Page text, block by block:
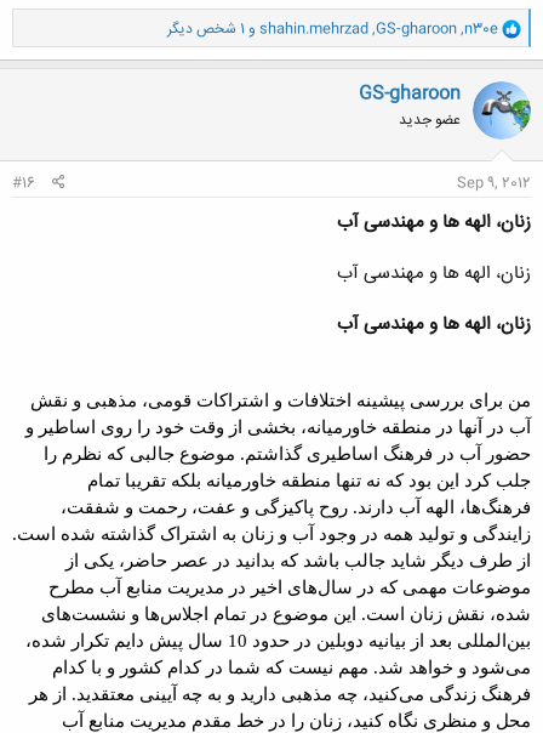
و
ا
ک
ن
ش
ه
ا
n30e
,
GS-gharoon
,
shahin.mehrzad و 1 شخص دیگر
GS-gharoon
عضو جدید
Sep 9, 2012
#16
زنان، الهه ها و مهندسی آب
زنان، الهه ها و مهندسی آب
زنان، الهه ها و مهندسی آب
من برای بررسی پیشینه اختلافات و اشتراکات قومی، مذهبی و نقش
آب در آنها در منطقه خاورمیانه، بخشی از وقت خود را روی اساطیر و
حضور آب در فرهنگ اساطیری گذاشتم. موضوع جالبی که نظرم را
جلب کرد این بود که نه تنها منطقه خاورمیانه بلکه تقریبا تمام
فرهنگ‌ها، الهه آب دارند. روح پاکیزگی و عفت، رحمت و شفقت،
زایندگی و تولید همه در وجود آب و زنان به اشتراک گذاشته شده است.
از طرف دیگر شاید جالب باشد که بدانید در عصر حاضر، یکی از
موضوعات مهمی که در سال‌های اخیر در مدیریت منابع آب مطرح
شده، نقش زنان است. این موضوع در تمام اجلاس‌ها و نشست‌های
بین‌المللی بعد از بیانیه دوبلین در حدود 10 سال پیش دایم تکرار شده،
می‌شود و خواهد شد. مهم نیست که شما در کدام کشور و با کدام
فرهنگ زندگی می‌کنید، چه مذهبی دارید و به چه آیینی معتقدید. از هر
محل و منظری نگاه کنید، زنان را در خط مقدم مدیریت منابع آب